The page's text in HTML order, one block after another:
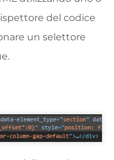
del codice
un selettore